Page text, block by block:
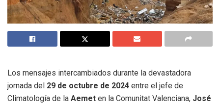
Los mensajes intercambiados durante la devastadora
jornada del 29 de octubre de 2024 entre el jefe de
Climatología de la Aemet en la Comunitat Valenciana, José